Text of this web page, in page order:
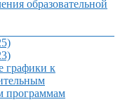
образовательной
графики к
программам